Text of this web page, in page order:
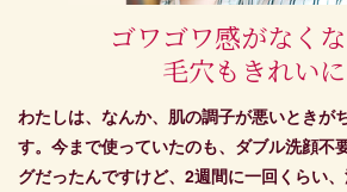
ゴワゴワ感がなくな
毛穴もきれいに
わたしは、なんか、肌の調子が悪いときが
す。今まで使っていたのも、ダブル洗顔不
グだったんですけど、2週間に一回くらい